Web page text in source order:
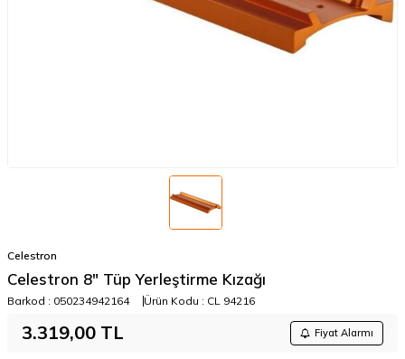
Celestron
Celestron 8" Tüp Yerleştirme Kızağı
Barkod : 050234942164 Ürün Kodu : CL 94216
3.319,00 TL Fiyat Alarmı